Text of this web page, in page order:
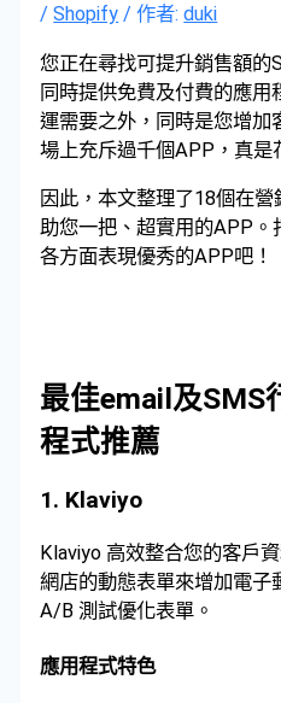
/Shopify / 作者:duki
您正在尋找可提升銷售額
同時提供免費及付費的應用
運需要之外，同時是您增加
場上充斥過千個APP，真是
因此，本文整理了18個在
助您一把、超實用的APP。
各方面表現優秀的APP吧！
最佳email及SMS
程式推薦
1. Klaviyo
Klaviyo 高效整合您的客戶
網店的動態表單來增加電子
A/B 測試優化表單。
應用程式特色